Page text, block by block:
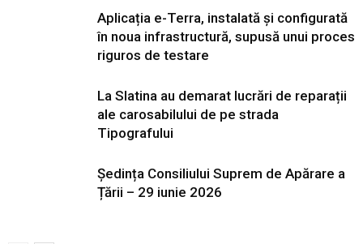
Aplicația e-Terra, instalată și configurată
în noua infrastructură, supusă unui proces
riguros de testare
La Slatina au demarat lucrări de reparații
ale carosabilului de pe strada
Tipografului
Ședința Consiliului Suprem de Apărare a
Țării – 29 iunie 2026